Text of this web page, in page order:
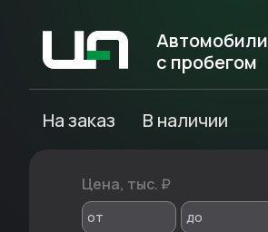
Автомобили
с пробегом
На заказ В наличии
Цена, тыс. ₽
от до